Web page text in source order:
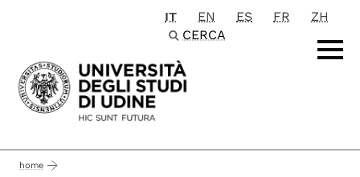
Passa al contenuto principale
IT EN ES FR
ZH
CERCA
home